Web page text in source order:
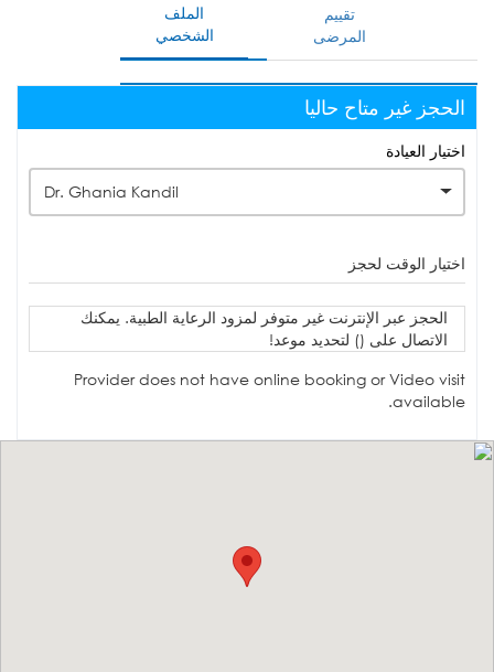
الملف
الشخصي
تقييم
المرضى
الحجز غير متاح حاليا
اختيار العيادة
Dr. Ghania Kandil
اختيار الوقت لحجز
الحجز عبر الإنترنت غير متوفر لمزود الرعاية الطبية. يمكنك
الاتصال على () لتحديد موعد!
Provider does not have online booking or Video visit
available.